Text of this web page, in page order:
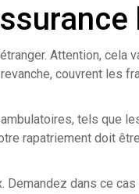
Attention, cela
couvrent les
tels que
rapatriement doit
Demandez dans ce cas